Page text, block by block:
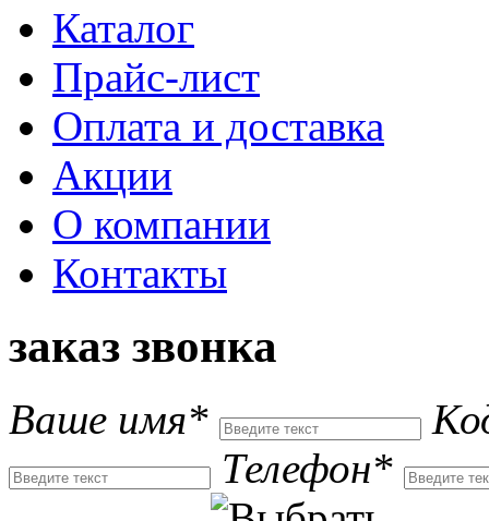
Каталог
Прайс-лист
Оплата и доставка
Акции
О компании
Контакты
заказ звонка
Ваше имя*
Телефон*